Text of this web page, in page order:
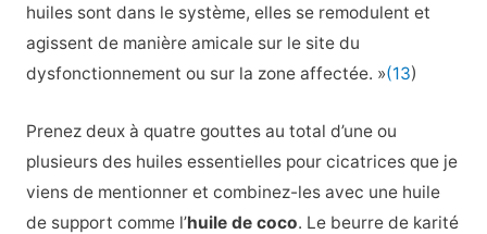
huiles sont dans le système, elles se remodulent et
agissent de manière amicale sur le site du
dysfonctionnement ou sur la zone affectée. »(13)
Prenez deux à quatre gouttes au total d’une ou
plusieurs des huiles essentielles pour cicatrices que je
viens de mentionner et combinez-les avec une huile
de support comme l’huile de coco. Le beurre de karité